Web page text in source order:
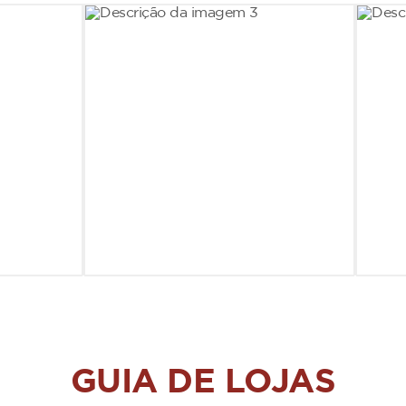
GUIA DE LOJAS